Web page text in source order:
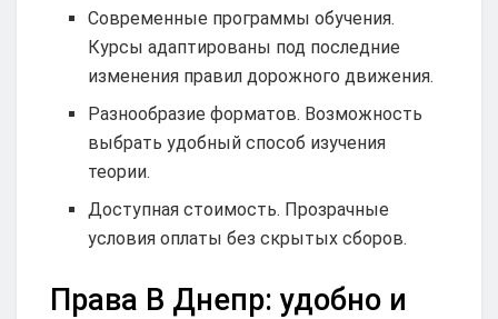
Современные программы обучения.
Курсы адаптированы под последние
изменения правил дорожного движения.
Разнообразие форматов. Возможность
выбрать удобный способ изучения
теории.
Доступная стоимость. Прозрачные
условия оплаты без скрытых сборов.
Права B Днепр: удобно и